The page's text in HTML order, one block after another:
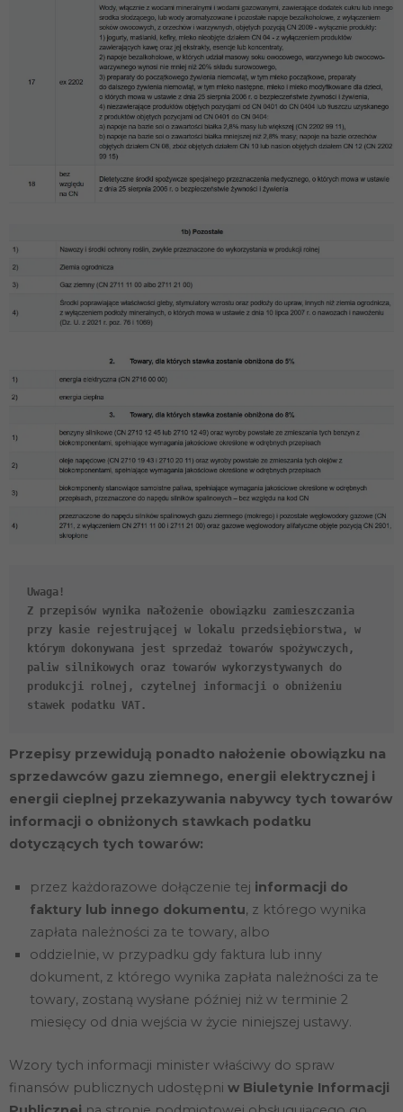
Uwaga!
Z przepisów wynika nałożenie obowiązku zamieszczania
przy kasie rejestrującej w lokalu przedsiębiorstwa, w
którym dokonywana jest sprzedaż towarów spożywczych,
paliw silnikowych oraz towarów wykorzystywanych do
produkcji rolnej, czytelnej informacji o obniżeniu
stawek podatku VAT.
Przepisy przewidują ponadto nałożenie obowiązku na
sprzedawców gazu ziemnego, energii elektrycznej i
energii cieplnej przekazywania nabywcy tych towarów
informacji o obniżonych stawkach podatku
dotyczących tych towarów:
przez każdorazowe dołączenie tej informacji do
faktury lub innego dokumentu, z którego wynika
zapłata należności za te towary, albo
oddzielnie, w przypadku gdy faktura lub inny
dokument, z którego wynika zapłata należności za te
towary, zostaną wysłane później niż w terminie 2
miesięcy od dnia wejścia w życie niniejszej ustawy.
Wzory tych informacji minister właściwy do spraw
finansów publicznych udostępni w Biuletynie Informacji
Konieczne
Te pliki cookie
opcjonalne. Są
strony
internetowej.
Statystyka
Abyśmy mogli
poprawić
funkcjonalność
i strukturę
na podstawie
tego, jak